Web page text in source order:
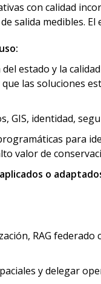
con calidad
salida medibles.
estado y la
las soluciones
GIS, identidad,
para
valor de
aplicados o
RAG
y delegar